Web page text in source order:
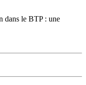
dans le BTP : une